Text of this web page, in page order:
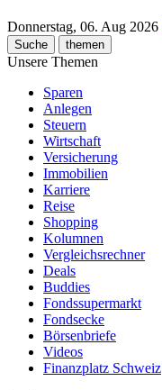
Donnerstag, 06. Aug 2026
Suche themen
Unsere Themen
Sparen
Anlegen
Steuern
Wirtschaft
Versicherung
Immobilien
Karriere
Reise
Shopping
Kolumnen
Vergleichsrechner
Deals
Buddies
Fondssupermarkt
Fondsecke
Börsenbriefe
Videos
Finanzplatz Schweiz